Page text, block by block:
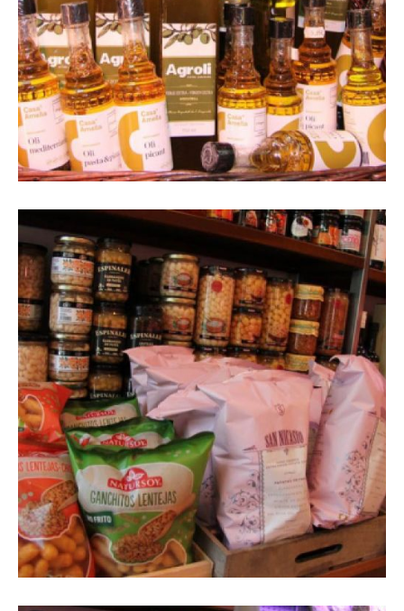
Imatge d'olis a expositor de botiga
Imatge en primer pla de productes de
snacks gurmet, conserves i vins